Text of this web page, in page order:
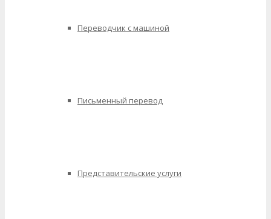
Переводчик с машиной
Письменный перевод
Представительские услуги